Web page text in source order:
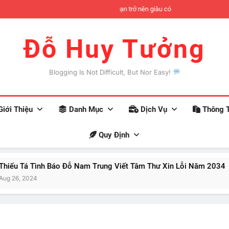
Khoa
Đỗ Huy Tưởng
Blogging Is Not Difficult, But Nor Easy!
Thiệu Danh Mục Dịch Vụ Thông
Quy Định
Báo Đỗ Nam Trung Viết Tâm Thư Xin Lỗi Năm 2034